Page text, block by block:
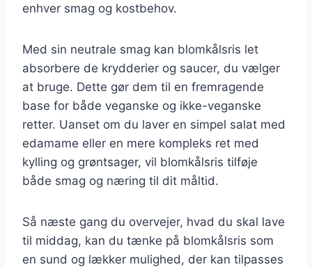
enhver smag og kostbehov.
Med sin neutrale smag kan blomkålsris let
absorbere de krydderier og saucer, du vælger
at bruge. Dette gør dem til en fremragende
base for både veganske og ikke-veganske
retter. Uanset om du laver en simpel salat med
edamame eller en mere kompleks ret med
kylling og grøntsager, vil blomkålsris tilføje
både smag og næring til dit måltid.
Så næste gang du overvejer, hvad du skal lave
til middag, kan du tænke på blomkålsris som
en sund og lækker mulighed, der kan tilpasses